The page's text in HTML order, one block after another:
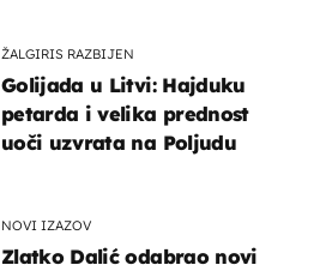
ŽALGIRIS RAZBIJEN
Golijada u Litvi: Hajduku
petarda i velika prednost
uoči uzvrata na Poljudu
NOVI IZAZOV
Zlatko Dalić odabrao novi